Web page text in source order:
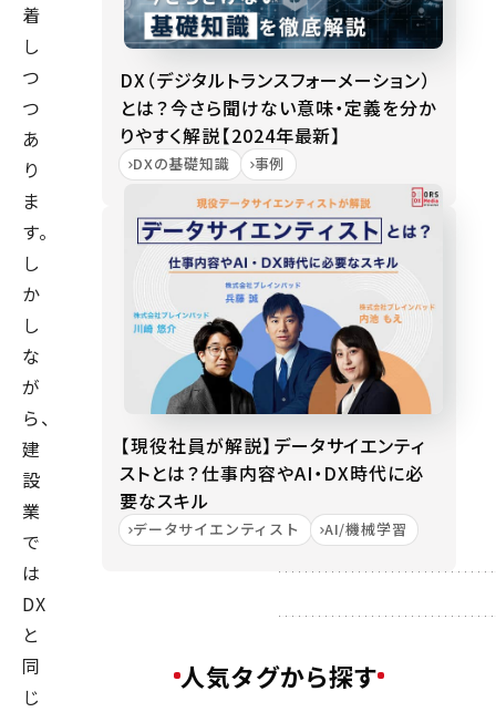
着
し
つ
つ
あ
り
ま
す。
し
か
し
な
が
ら、
建
設
業
で
は
DX
と
同
じ
DX（デジタルトランスフォーメーション）
とは？今さら聞けない意味・定義を分か
りやすく解説【2024年最新】
DXの基礎知識 事例
【現役社員が解説】データサイエンティ
ストとは？仕事内容やAI・DX時代に必
要なスキル
データサイエンティスト AI/機械学習
人気タグから探す